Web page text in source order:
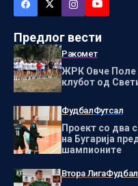
Предлог вести
Ракомет
ЖРК Овче Поле
клубот од
ФудбалФутсал
Проект со два
на Бугарија
шампионите
Втора ЛигаФудбал